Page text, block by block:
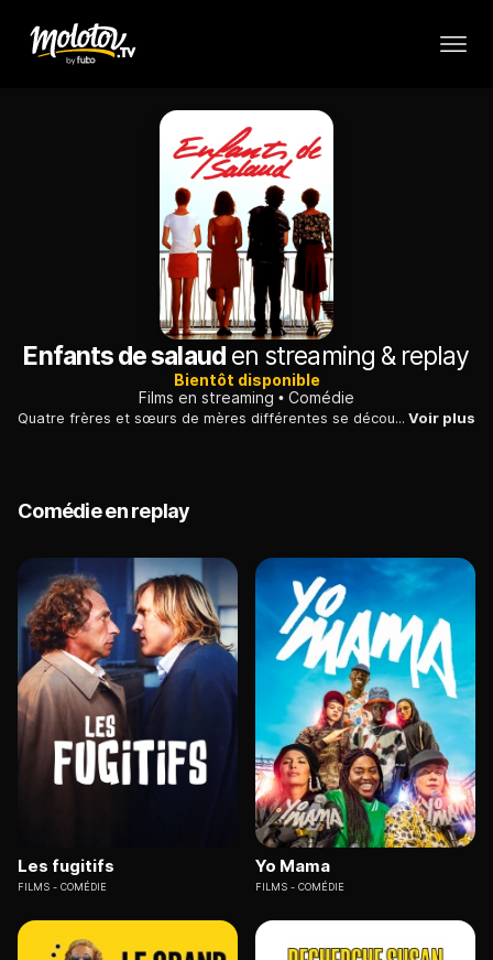
Enfants de salauden streaming & replay
Bientôt disponible
Films en streaming
Comédie
Quatre frères et sœurs de mères différentes se découvrent lors du procès de leur père, qu'ils ne connaissent pas. Ils essaient de former une famille... Voir plus
Comédie en replay
Les fugitifs
FILMS COMÉDIE
Yo Mama
FILMS COMÉDIE